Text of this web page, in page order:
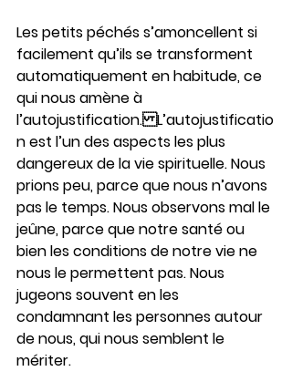
Les petits péchés s’amoncellent si
facilement qu’ils se transforment
automatiquement en habitude, ce
qui nous amène à
l’autojustification.L’autojustificatio
n est l’un des aspects les plus
dangereux de la vie spirituelle. Nous
prions peu, parce que nous n’avons
pas le temps. Nous observons mal le
jeûne, parce que notre santé ou
bien les conditions de notre vie ne
nous le permettent pas. Nous
jugeons souvent en les
condamnant les personnes autour
de nous, qui nous semblent le
mériter.